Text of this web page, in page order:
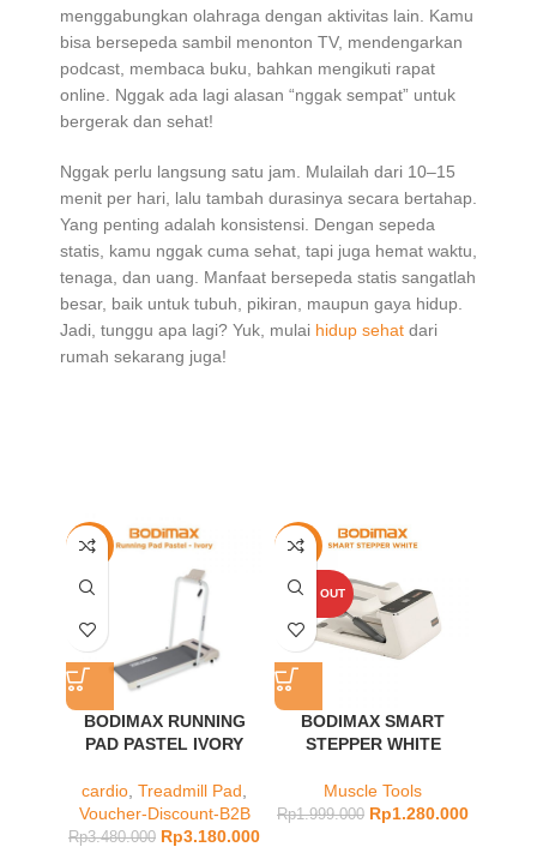
menggabungkan olahraga dengan aktivitas lain. Kamu
bisa bersepeda sambil menonton TV, mendengarkan
podcast, membaca buku, bahkan mengikuti rapat
online. Nggak ada lagi alasan “nggak sempat” untuk
bergerak dan sehat!
Nggak perlu langsung satu jam. Mulailah dari 10–15
menit per hari, lalu tambah durasinya secara bertahap.
Yang penting adalah konsistensi. Dengan sepeda
statis, kamu nggak cuma sehat, tapi juga hemat waktu,
tenaga, dan uang. Manfaat bersepeda statis sangatlah
besar, baik untuk tubuh, pikiran, maupun gaya hidup.
Jadi, tunggu apa lagi? Yuk, mulai hidup sehat dari
rumah sekarang juga!
-9%
BODIMAX RUNNING
PAD PASTEL IVORY
cardio Treadmill Pad
Voucher-Discount-B2B
Rp3.480.000 Rp3.180.000
-36%
SOLD OUT
BODIMAX SMART
STEPPER WHITE
Muscle Tools
Rp1.999.000 Rp1.280.000